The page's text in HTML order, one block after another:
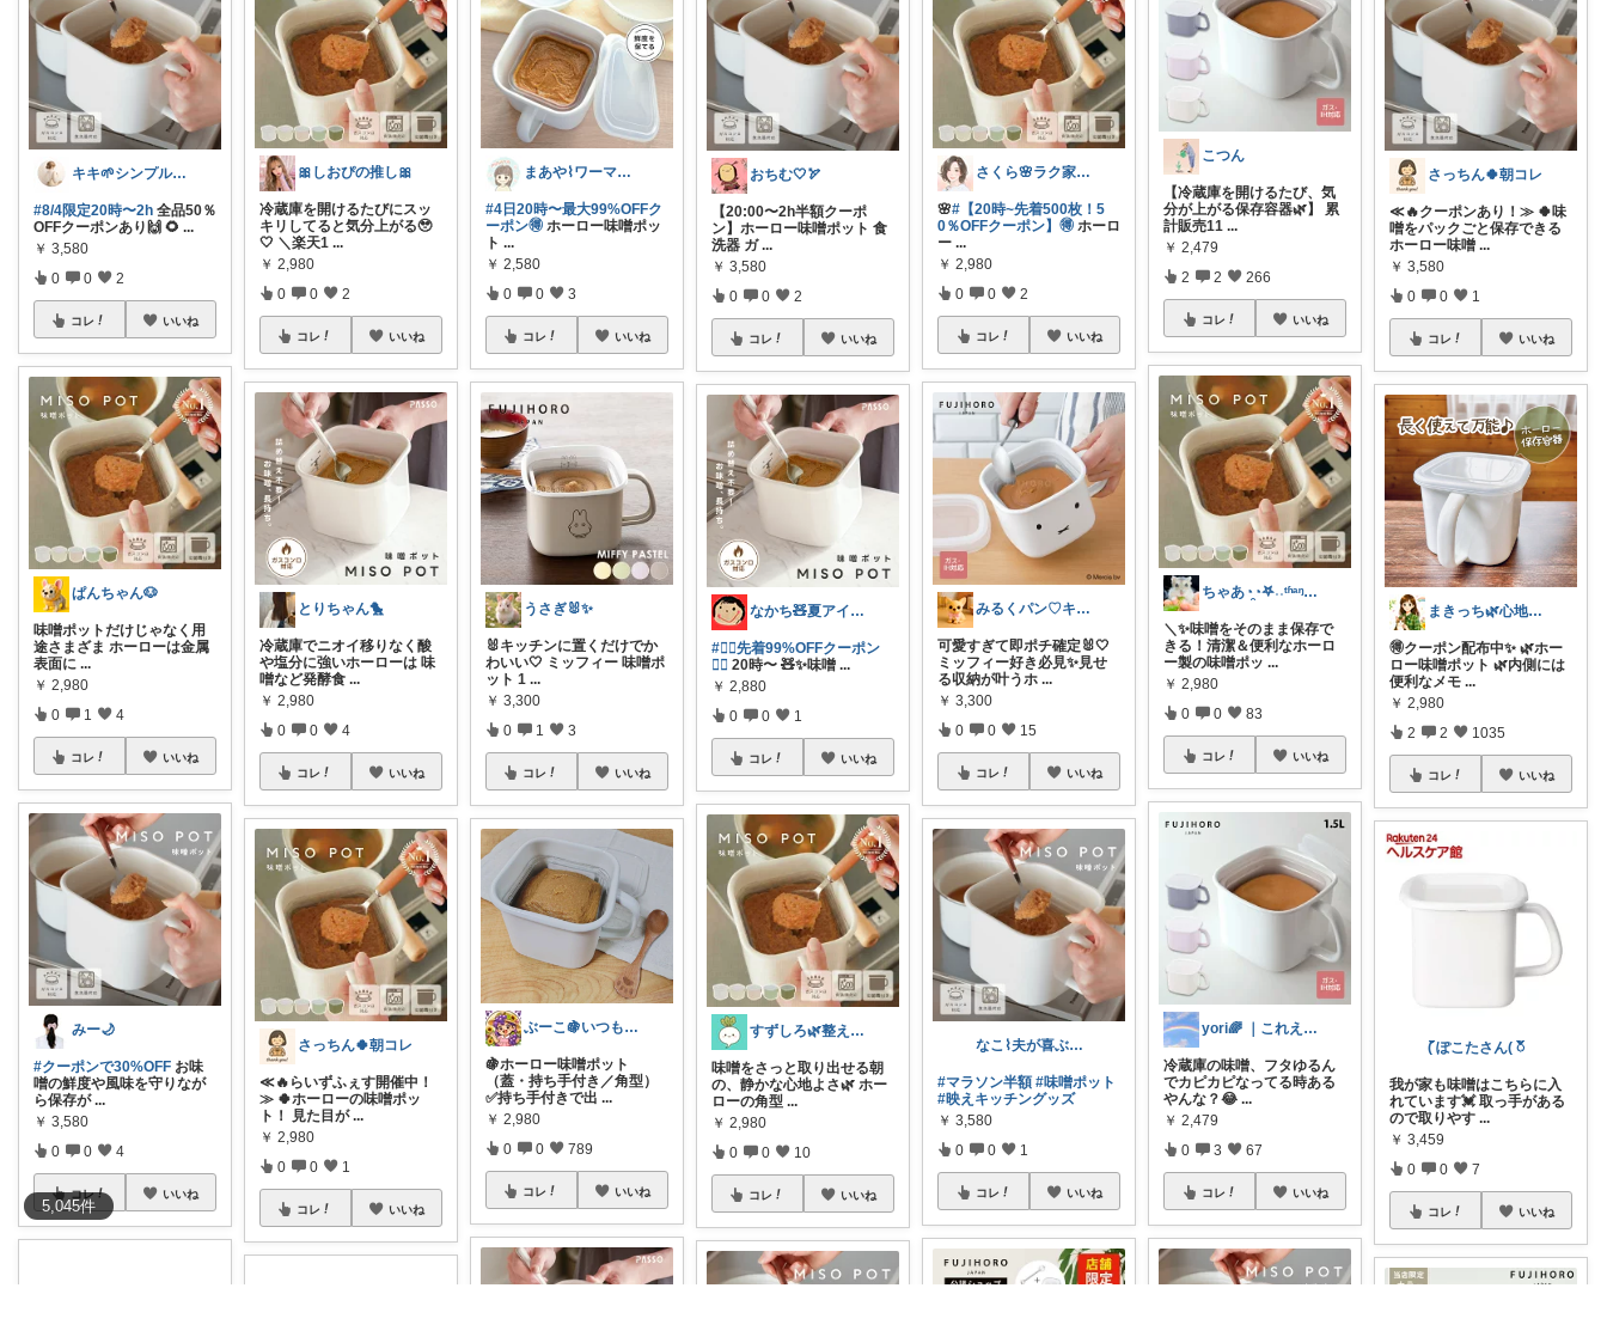
5,045件
キキ🌱シンプルおしゃれ服と雑貨
#8/4限定20時〜2h 全品50％
OFFクーポンあり🙌 🌻 ...
￥ 3,580
0 0 2
コレ いいね
ぱんちゃん🐶
味噌ポットだけじゃなく用
途さまざま ホーローは金属
表面に ...
￥ 2,980
0 1 4
コレ いいね
みー🌙
#クーポンで30%OFF お味
噌の鮮度や風味を守りなが
ら保存が ...
￥ 3,580
0 0 4
コレ いいね
🎀しおぴの推し🎀
冷蔵庫を開けるたびにスッ
キリしてると気分上がる🥹
🤍 ＼楽天1 ...
￥ 2,980
0 0 2
コレ いいね
とりちゃん🐤
冷蔵庫でニオイ移りなく酸
や塩分に強いホーローは 味
噌など発酵食 ...
￥ 2,980
0 0 4
コレ いいね
さっちん🍀朝コレ
≪🔥らいずふぇす開催中！
≫ 🍀ホーローの味噌ポッ
ト！ 見た目が ...
￥ 2,980
0 0 1
コレ いいね
まあや⌇ワーママの暮らしとインテリア𓍯
#4日20時〜最大99%OFFク
ーポン🉐 ホーロー味噌ポッ
ト...
￥ 2,580
0 0 3
コレ いいね
うさぎ🐰✨
🐰キッチンに置くだけでか
わいい🤍 ミッフィー 味噌ポ
ット 1 ...
￥ 3,300
0 1 3
コレ いいね
ぶーこ🍇いつもありがとう😊
🍇ホーロー味噌ポット
（蓋・持ち手付き／角型）
✅持ち手付きで出 ...
￥ 2,980
0 0 789
コレ いいね
おちむ🤍🏹
【20:00〜2h半額クーポ
ン】ホーロー味噌ポット 食
洗器 ガ ...
￥ 3,580
0 0 2
コレ いいね
なかち🧸夏アイテム＆便利グッズ✨
#❤️‍🔥先着99%OFFクーポン
❤️‍🔥 20時〜 🧸✨味噌 ...
￥ 2,880
0 0 1
コレ いいね
すずしろ🌿整えながら、ゆるく暮らす
味噌をさっと取り出せる朝
の、静かな心地よさ🌿 ホー
ローの角型 ...
￥ 2,980
0 0 10
コレ いいね
さくら🌸ラク家事&便利な生活雑貨🏠️
🌸#【20時~先着500枚！5
0％OFFクーポン】🉐 ホーロ
ー ...
￥ 2,980
0 0 2
コレ いいね
みるくパン♡キッチンルーム
可愛すぎて即ポチ確定🐰🤍
ミッフィー好き必見✨見せ
る収納が叶うホ ...
￥ 3,300
0 0 15
コレ いいね
なこ⌇夫が喜ぶ褒められレシピ
#マラソン半額 #味噌ポット
#映えキッチングッズ
￥ 3,580
0 0 1
コレ いいね
こつん
【冷蔵庫を開けるたび、気
分が上がる保存容器🌿】 累
計販売11 ...
￥ 2,479
2 2 266
コレ いいね
ちゃあ◔̯◔‪𖤐˒˒ᵗʱᵃᵑᵏᵧₒᵤ
＼✨味噌をそのまま保存で
きる！清潔＆便利なホーロ
ー製の味噌ポッ ...
￥ 2,980
0 0 83
コレ いいね
yori🌈 ｜これええやん。
冷蔵庫の味噌、フタゆるん
でカピカピなってる時ある
やんな？😂...
￥ 2,479
0 3 67
コレ いいね
さっちん🍀朝コレ
≪🔥クーポンあり！≫ 🍀味
噌をパックごと保存できる
ホーロー味噌 ...
￥ 3,580
0 0 1
コレ いいね
まきっち🌿心地よい暮らし🌿
🉐クーポン配布中✨ 🌿ホー
ロー味噌ポット 🌿内側には
便利なメモ ...
￥ 2,980
2 2 1035
コレ いいね
( ၴႅၴぽこたさん( ၴႅၴ
我が家も味噌はこちらに入
れています💓 取っ手がある
ので取りやす ...
￥ 3,459
0 0 7
コレ いいね